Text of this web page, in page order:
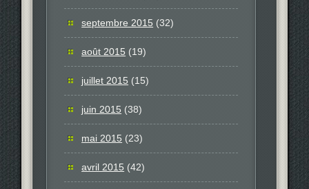
septembre 2015 (32)
août 2015 (19)
juillet 2015 (15)
juin 2015 (38)
mai 2015 (23)
avril 2015 (42)